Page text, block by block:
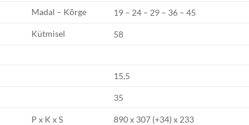
Madal – Kõrge 19 – 24 – 29 – 36 – 45
Kütmisel 58
15,5
35
P x K x S 890 x 307 (+34) x 233